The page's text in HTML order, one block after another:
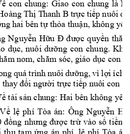
con chung: Giao con chung là
Thị Thanh B trực tiếp nuôi
hai bên tự thỏa thuận, không
Nguyễn Hữu Đ được quyền
dục, nuôi dưỡng con chung.
nom, chăm sóc, giáo dục con
quá trình nuôi dưỡng, vì lợi ích
thay đổi người trực tiếp nuôi con
tài sản chung: Hai bên không yê
Về lệ phí Tòa án: Ông Nguyễn
đồng nhưng được trừ vào số tiền